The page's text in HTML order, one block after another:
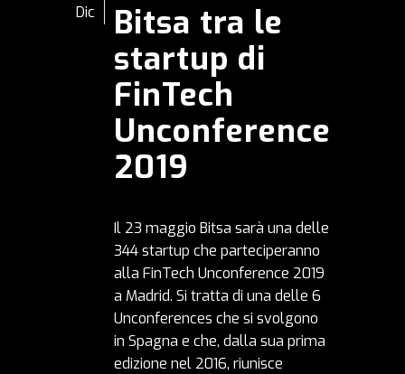
Dic
Bitsa tra le
startup di
FinTech
Unconference
2019
Il 23 maggio Bitsa sarà una delle
344 startup che parteciperanno
alla FinTech Unconference 2019
a Madrid. Si tratta di una delle 6
Unconferences che si svolgono
in Spagna e che, dalla sua prima
edizione nel 2016, riunisce